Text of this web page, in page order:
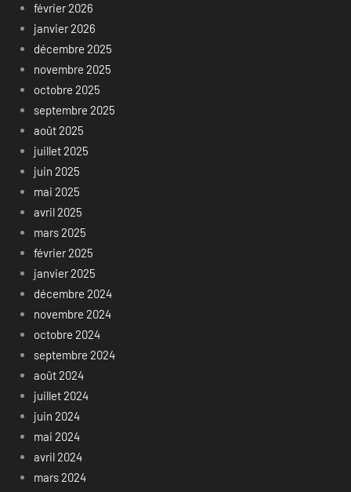
février 2026
janvier 2026
décembre 2025
novembre 2025
octobre 2025
septembre 2025
août 2025
juillet 2025
juin 2025
mai 2025
avril 2025
mars 2025
février 2025
janvier 2025
décembre 2024
novembre 2024
octobre 2024
septembre 2024
août 2024
juillet 2024
juin 2024
mai 2024
avril 2024
mars 2024